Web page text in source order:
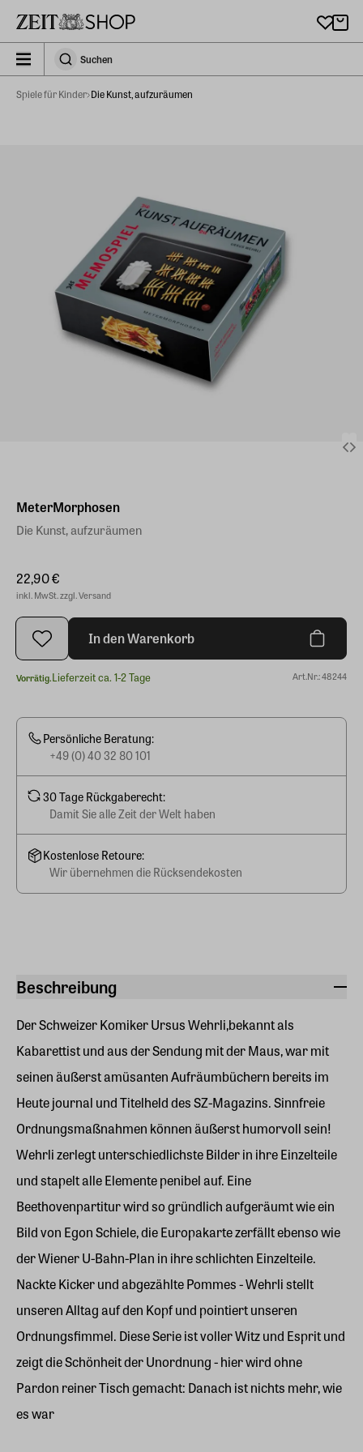
zeit_storefront.components.search.collapsed
SuchenSuchen
Spiele für Kinder Die Kunst, aufzuräumen
Beschreibung
Der Schweizer Komiker Ursus Wehrli,bekannt als
Kabarettist und aus der Sendung mit der Maus, war mit
seinen äußerst amüsanten Aufräumbüchern bereits im
Heute journal und Titelheld des SZ-Magazins. Sinnfreie
Ordnungsmaßnahmen können äußerst humorvoll sein!
Wehrli zerlegt unterschiedlichste Bilder in ihre Einzelteile
und stapelt alle Elemente penibel auf. Eine
Beethovenpartitur wird so gründlich aufgeräumt wie ein
Bild von Egon Schiele, die Europakarte zerfällt ebenso wie
der Wiener U-Bahn-Plan in ihre schlichten Einzelteile.
Nackte Kicker und abgezählte Pommes - Wehrli stellt
unseren Alltag auf den Kopf und pointiert unseren
Ordnungsfimmel. Diese Serie ist voller Witz und Esprit und
zeigt die Schönheit der Unordnung - hier wird ohne
Pardon reiner Tisch gemacht: Danach ist nichts mehr, wie
es war
MeterMorphosen
Die Kunst, aufzuräumen
22,90 €
inkl. MwSt. zzgl. Versand
In den Warenkorb
Vorrätig.Lieferzeit ca. 1-2 Tage Art.Nr.: 48244
Persönliche Beratung:
+49 (0) 40 32 80 101
30 Tage Rückgaberecht:
Damit Sie alle Zeit der Welt haben
Kostenlose Retoure:
Wir übernehmen die Rücksendekosten